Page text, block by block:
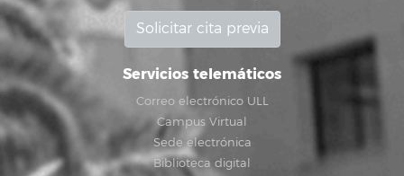
Solicitar cita previa
Servicios telemáticos
Correo electrónico ULL
Campus Virtual
Sede electrónica
Biblioteca digital